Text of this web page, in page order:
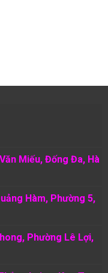
Miếu, Đống Đa, Hà
Hàm, Phường 5,
Phường Lê Lợi,